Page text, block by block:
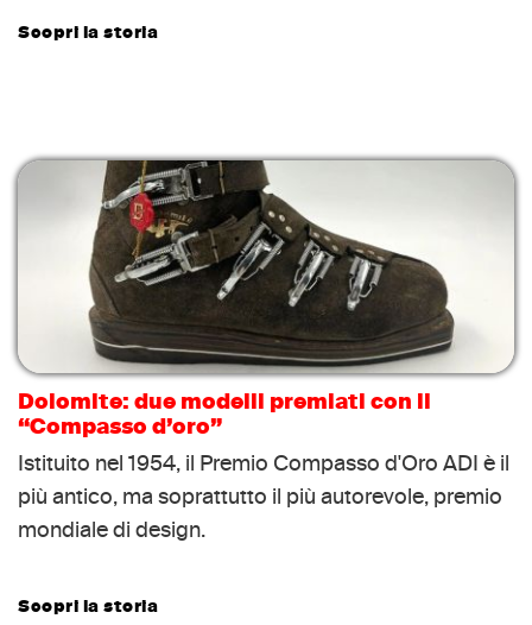
Scopri la storia
Dolomite: due modelli premiati con il
“Compasso d’oro”
Istituito nel 1954, il Premio Compasso d'Oro ADI è il
più antico, ma soprattutto il più autorevole, premio
mondiale di design.
Scopri la storia